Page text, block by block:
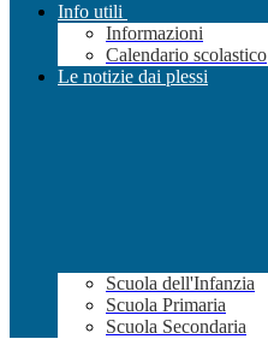
Info utili
Informazioni
Calendario scolastico
Le notizie dai plessi
Scuola dell'Infanzia
Scuola Primaria
Scuola Secondaria